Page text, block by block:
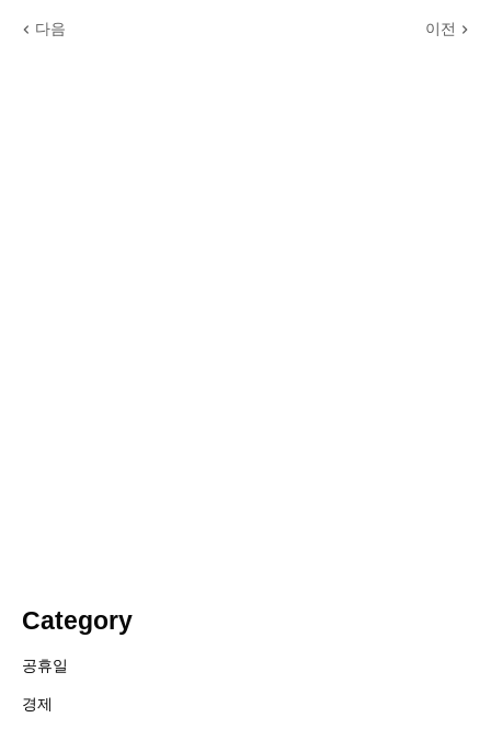
다음 이전
Category
공휴일
경제